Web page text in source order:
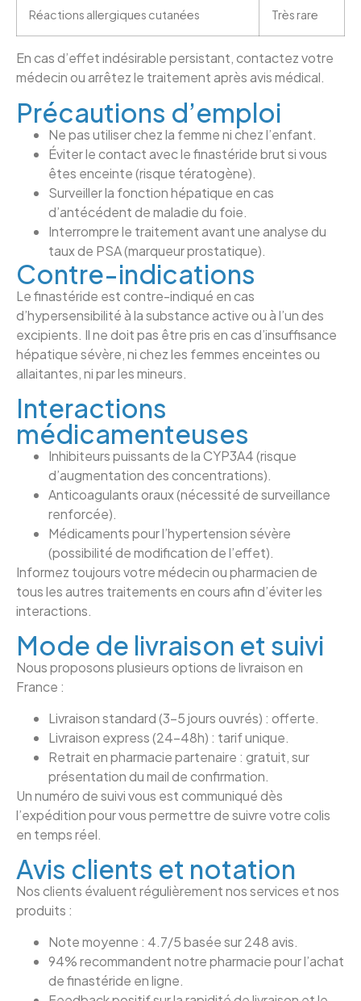
Réactions allergiques cutanées Très rare
En cas d’effet indésirable persistant, contactez votre
médecin ou arrêtez le traitement après avis médical.
Précautions d’emploi
Ne pas utiliser chez la femme ni chez l’enfant.
Éviter le contact avec le finastéride brut si vous
êtes enceinte (risque tératogène).
Surveiller la fonction hépatique en cas
d’antécédent de maladie du foie.
Interrompre le traitement avant une analyse du
taux de PSA (marqueur prostatique).
Contre-indications
Le finastéride est contre-indiqué en cas
d’hypersensibilité à la substance active ou à l’un des
excipients. Il ne doit pas être pris en cas d’insuffisance
hépatique sévère, ni chez les femmes enceintes ou
allaitantes, ni par les mineurs.
Interactions
médicamenteuses
Inhibiteurs puissants de la CYP3A4 (risque
d’augmentation des concentrations).
Anticoagulants oraux (nécessité de surveillance
renforcée).
Médicaments pour l’hypertension sévère
(possibilité de modification de l’effet).
Informez toujours votre médecin ou pharmacien de
tous les autres traitements en cours afin d’éviter les
interactions.
Mode de livraison et suivi
Nous proposons plusieurs options de livraison en
France :
Livraison standard (3–5 jours ouvrés) : offerte.
Livraison express (24–48h) : tarif unique.
Retrait en pharmacie partenaire : gratuit, sur
présentation du mail de confirmation.
Un numéro de suivi vous est communiqué dès
l’expédition pour vous permettre de suivre votre colis
en temps réel.
Avis clients et notation
Nos clients évaluent régulièrement nos services et nos
produits :
Note moyenne : 4.7/5 basée sur 248 avis.
94% recommandent notre pharmacie pour l’achat
de finastéride en ligne.